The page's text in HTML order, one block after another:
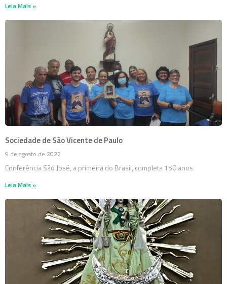
Leia Mais »
Sociedade de São Vicente de Paulo
9 de agosto de 2022
Conferência São José, a primeira do Brasil, completa 150 anos
Leia Mais »